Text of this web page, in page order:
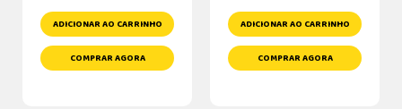
ADICIONAR AO CARRINHO
COMPRAR AGORA
ADICIONAR AO CARRINHO
COMPRAR AGORA